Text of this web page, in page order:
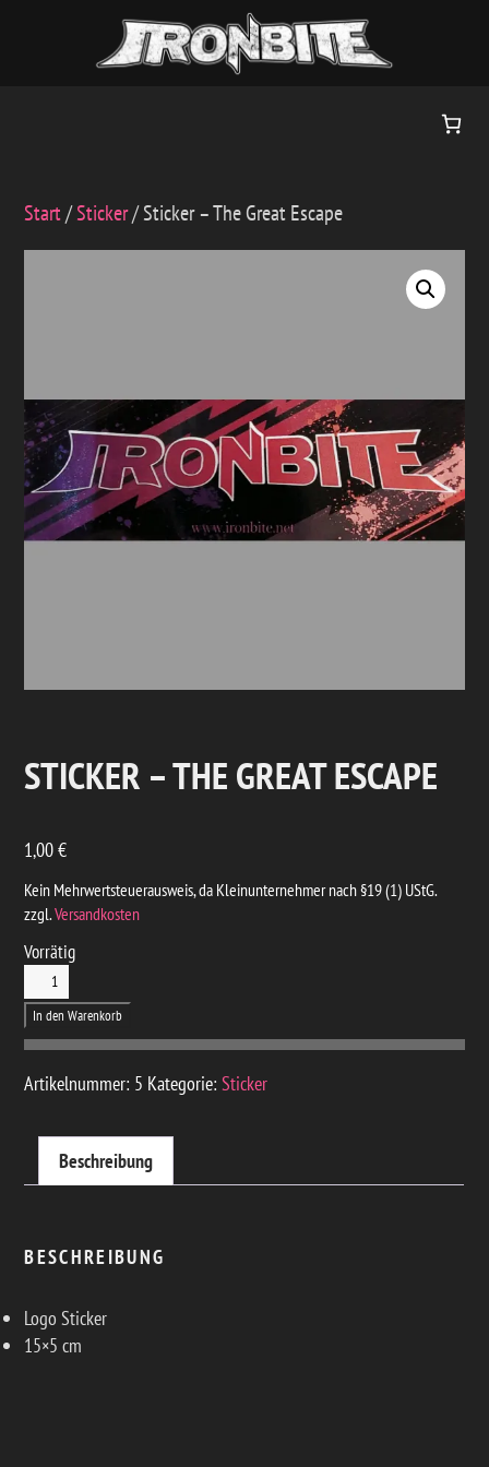
Start/Sticker/ Sticker – The Great Escape
STICKER – THE GREAT ESCAPE
1,00€
Kein Mehrwertsteuerausweis, da Kleinunternehmer nach §19 (1) UStG.
zzgl.Versandkosten
Vorrätig
STICKER – THE
GREAT ESCAPE
MENGE
In den Warenkorb
Artikelnummer: 5 Kategorie:Sticker
Beschreibung
BESCHREIBUNG
Logo Sticker
15×5 cm